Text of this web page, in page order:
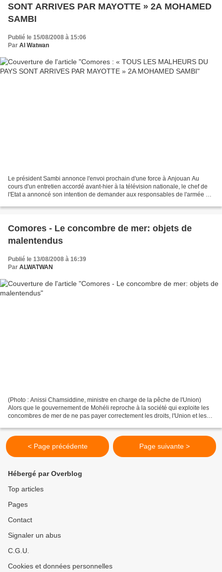
SONT ARRIVES PAR MAYOTTE » 2A MOHAMED
SAMBI
Publié le 15/08/2008 à 15:06
Par Al Watwan
Le président Sambi annonce l'envoi prochain d'une force à Anjouan Au
cours d'un entretien accordé avant-hier à la télévision nationale, le chef de
l'Etat a annoncé son intention de demander aux responsables de l'armée de
Comores - Le concombre de mer: objets de
malentendus
Publié le 13/08/2008 à 16:39
Par ALWATWAN
(Photo : Anissi Chamsiddine, ministre en charge de la pêche de l'Union)
Alors que le gouvernement de Mohéli reproche à la société qui exploite les
concombres de mer de ne pas payer correctement les droits, l'Union et les
< Page précédente Page suivante >
Hébergé par Overblog
Top articles
Pages
Contact
Signaler un abus
C.G.U.
Cookies et données personnelles